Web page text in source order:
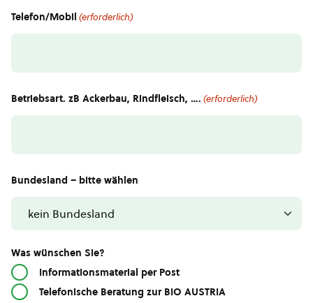
Telefon/Mobil (erforderlich)
Betriebsart. zB Ackerbau, Rindfleisch, …. (erforderlich)
Bundesland – bitte wählen
Was wünschen Sie?
Informationsmaterial per Post
Telefonische Beratung zur BIO AUSTRIA